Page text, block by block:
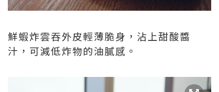
鮮蝦炸雲吞外皮輕薄脆身，沾上甜酸醬
汁，可減低炸物的油膩感。